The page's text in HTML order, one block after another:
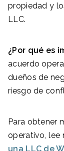
propiedad y
LLC.
¿Por qué es
acuerdo
dueños de
riesgo de
Para obtener
operativo, lee
una LLC de